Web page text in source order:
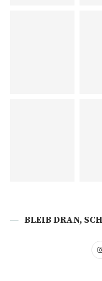
BLEIB DRAN,